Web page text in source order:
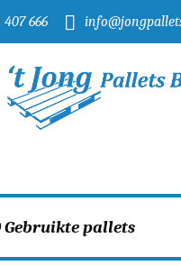
407 666
Gebruikte pallets